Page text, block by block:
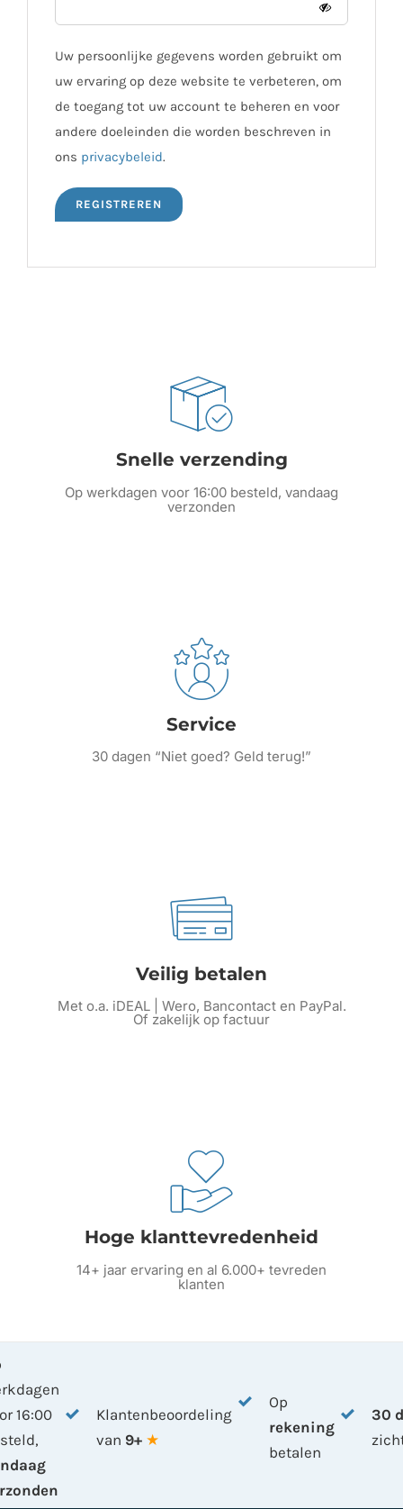
Uw persoonlijke gegevens worden gebruikt om
uw ervaring op deze website te verbeteren, om
de toegang tot uw account te beheren en voor
andere doeleinden die worden beschreven in
ons privacybeleid.
REGISTREREN
Snelle verzending
Op werkdagen voor 16:00 besteld, vandaag
verzonden
Service
30 dagen “Niet goed? Geld terug!”
Veilig betalen
Met o.a. iDEAL | Wero, Bancontact en PayPal.
Of zakelijk op factuur
Hoge klanttevredenheid
14+ jaar ervaring en al 6.000+ tevreden
klanten
16:00
Klantenbeoordeling
van 9+ ★
Op
rekening
betalen
30